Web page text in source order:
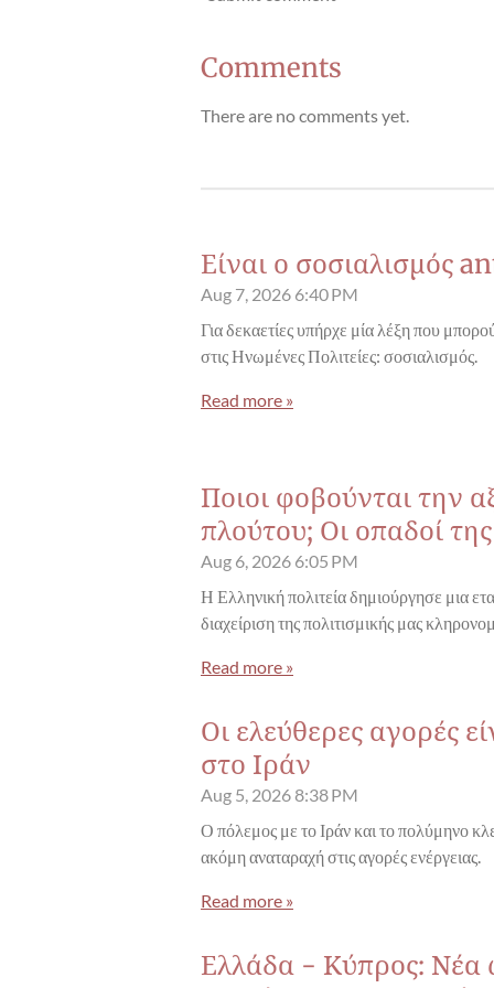
Comments
There are no comments yet.
Είναι ο σοσιαλισμός
Aug 7, 2026 6:40 PM
Για δεκαετίες υπήρχε μία λέξη που
στις Ηνωμένες Πολιτείες: σοσιαλισμός.
Read more »
Ποιοι φοβούνται την
πλούτου; Οι οπαδοί
Aug 6, 2026 6:05 PM
Η Ελληνική πολιτεία δημιούργησε μια
διαχείριση της πολιτισμικής μας
Read more »
Οι ελεύθερες αγορές
στο Ιράν
Aug 5, 2026 8:38 PM
Ο πόλεμος με το Ιράν και το πολύμηνο
ακόμη αναταραχή στις αγορές ενέργειας.
Read more »
Ελλάδα - Κύπρος: Νέα